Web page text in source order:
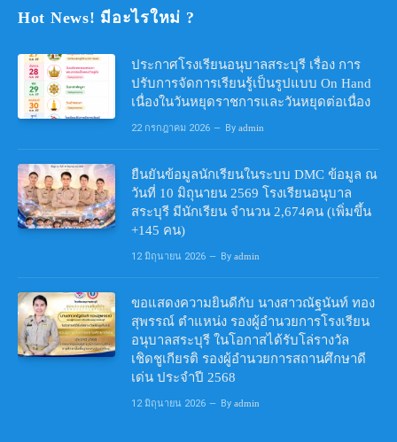
Hot News! มีอะไรใหม่ ?
ประกาศโรงเรียนอนุบาลสระบุรี เรื่อง การ
ปรับการจัดการเรียนรู้เป็นรูปแบบ On Hand
เนื่องในวันหยุดราชการและวันหยุดต่อเนื่อง
22 กรกฎาคม 2026 By admin
ยืนยันข้อมูลนักเรียนในระบบ DMC ข้อมูล ณ
วันที่ 10 มิถุนายน 2569 โรงเรียนอนุบาล
สระบุรี มีนักเรียน จำนวน 2,674คน (เพิ่มขึ้น
+145 คน)
12 มิถุนายน 2026 By admin
ขอแสดงความยินดีกับ นางสาวณัฐนันท์ ทอง
สุพรรณ์ ตำแหน่ง รองผู้อำนวยการโรงเรียน
อนุบาลสระบุรี ในโอกาสได้รับโล่รางวัล
เชิดชูเกียรติ รองผู้อำนวยการสถานศึกษาดี
เด่น ประจำปี 2568
12 มิถุนายน 2026 By admin